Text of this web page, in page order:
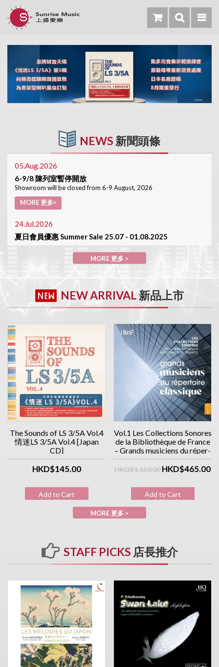
NEWS 新聞頭條
05.Aug.2026
6-9/8 陳列室暫停開放
Showroom will be closed from 6-9 August, 2026
MORE 更多>
24.Jul.2026
夏日會員優惠 Summer Sale 25.07 - 01.08.2025
MORE 更多>
MORE 更多 >
NEW ARRIVAL 新品上市
The Sounds of LS 3/5A Vol.4
情迷LS 3/5A Vol.4 [Japan
CD]
HKD$145.00
Add to Cart
加入購物車
Vol.1 Les Collections Sonores
de la Bibliothèque de France
– Grands musiciens du réper-
toire classique (10CD優惠價)
HKD$1,550.00 HKD$465.00
Add to Cart
加入購物車
MORE 更多 >
STAFF PICKS 店長推介